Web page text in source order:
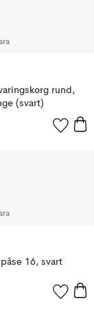
rund,
(svart)
16, svart